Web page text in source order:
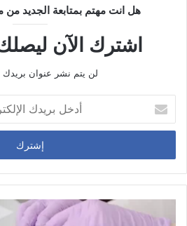
هل انت مهتم بمتابعة الجديد
اشترك الآن
لن يتم نشر عنوان بريدك
خ
ب
ر
ك